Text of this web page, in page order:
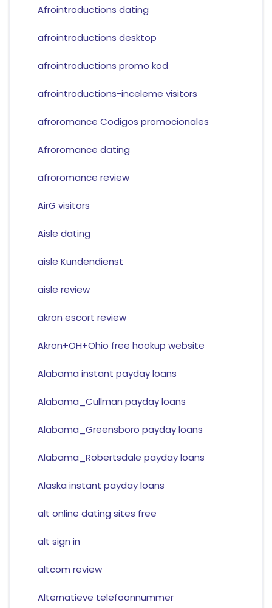
Afrointroductions dating
afrointroductions desktop
afrointroductions promo kod
afrointroductions-inceleme visitors
afroromance Codigos promocionales
Afroromance dating
afroromance review
AirG visitors
Aisle dating
aisle Kundendienst
aisle review
akron escort review
Akron+OH+Ohio free hookup website
Alabama instant payday loans
Alabama_Cullman payday loans
Alabama_Greensboro payday loans
Alabama_Robertsdale payday loans
Alaska instant payday loans
alt online dating sites free
alt sign in
altcom review
Alternatieve telefoonnummer